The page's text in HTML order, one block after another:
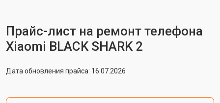
Прайс-лист на ремонт телефона
Xiaomi BLACK SHARK 2
Дата обновления прайса: 16.07.2026